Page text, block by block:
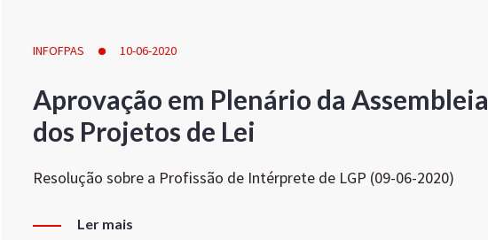
INFOFPAS 10-06-2020
Aprovação em Plenário da
dos Projetos de Lei
Resolução sobre a Profissão de Intérprete de LGP (09-06-2020)
Ler mais